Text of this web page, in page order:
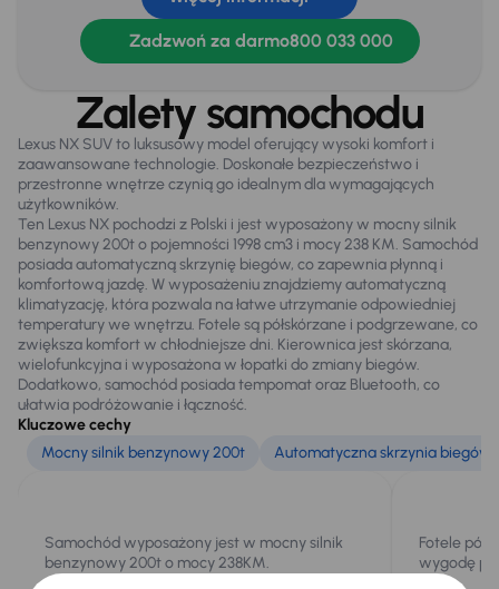
Tempomat
WSP. KIEROWNICY
Na zewnątrz
Alufelgi
Automatyczne swiatla dzienne
Dzienne swiatla LED
Elektr. składane lusterka
Elektryczne lusterka
Relingi dachowe
Światła przeciwmgielne
Extra
Zadzwoń za darmo800 033 000
Zalety samochodu
Lexus NX SUV to luksusowy model oferujący wysoki komfort i
zaawansowane technologie. Doskonałe bezpieczeństwo i
przestronne wnętrze czynią go idealnym dla wymagających
użytkowników.
Ten Lexus NX pochodzi z Polski i jest wyposażony w mocny silnik
benzynowy 200t o pojemności 1998 cm3 i mocy 238 KM. Samochód
posiada automatyczną skrzynię biegów, co zapewnia płynną i
komfortową jazdę. W wyposażeniu znajdziemy automatyczną
klimatyzację, która pozwala na łatwe utrzymanie odpowiedniej
temperatury we wnętrzu. Fotele są półskórzane i podgrzewane, co
zwiększa komfort w chłodniejsze dni. Kierownica jest skórzana,
wielofunkcyjna i wyposażona w łopatki do zmiany biegów.
Dodatkowo, samochód posiada tempomat oraz Bluetooth, co
ułatwia podróżowanie i łączność.
Kluczowe cechy
Mocny silnik benzynowy 200t
Automatyczna skrzynia biegów
Samochód wyposażony jest w mocny silnik
benzynowy 200t o mocy 238KM.
Fotele
wygodę